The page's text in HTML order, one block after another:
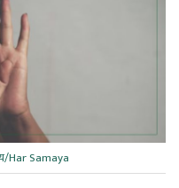
Har Samaya